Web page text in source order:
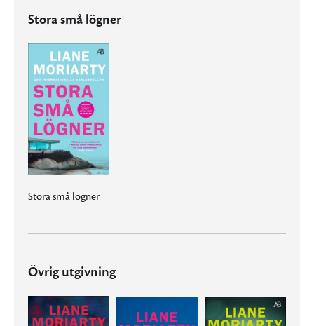
Stora små lögner
Stora små lögner
Övrig utgivning